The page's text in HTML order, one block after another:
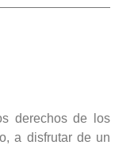
derechos de los
a disfrutar de un